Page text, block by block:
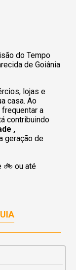
lojas e
casa. Ao
a
contribuindo
,
geração de
🚲 ou até